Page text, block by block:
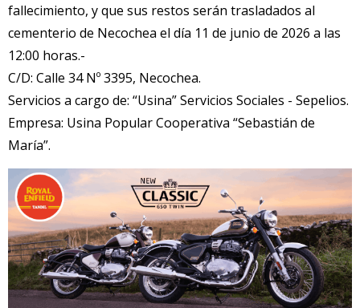
fallecimiento, y que sus restos serán trasladados al
cementerio de Necochea el día 11 de junio de 2026 a las
12:00 horas.-
C/D: Calle 34 Nº 3395, Necochea.
Servicios a cargo de: “Usina” Servicios Sociales - Sepelios.
Empresa: Usina Popular Cooperativa “Sebastián de
María”.